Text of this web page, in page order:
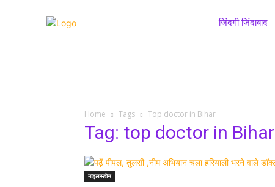
जिंदगी जिंदाबाद
Home Tags Top doctor in Bihar
Tag: top doctor in Bihar
माइलस्टोन